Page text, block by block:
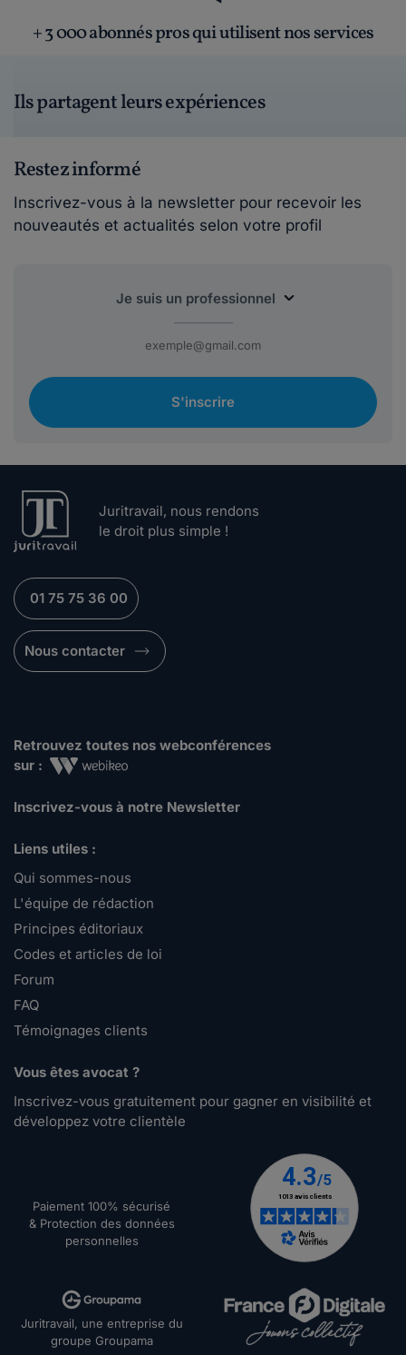
+ 3 000 abonnés pros qui utilisent nos services
Ils partagent leurs expériences
Restez informé
Inscrivez-vous à la newsletter pour recevoir les
nouveautés et actualités selon votre profil
S'inscrire
Juritravail, nous rendons
le droit plus simple !
01 75 75 36 00
Nous contacter
Retrouvez toutes nos webconférences
sur :
Inscrivez-vous à notre Newsletter
Liens utiles :
Qui sommes-nous
L'équipe de rédaction
Principes éditoriaux
Codes et articles de loi
Forum
FAQ
Témoignages clients
Vous êtes avocat ?
Inscrivez-vous gratuitement pour gagner en visibilité et
développez votre clientèle
Paiement 100% sécurisé
& Protection des données
personnelles
Juritravail, une entreprise du
groupe Groupama